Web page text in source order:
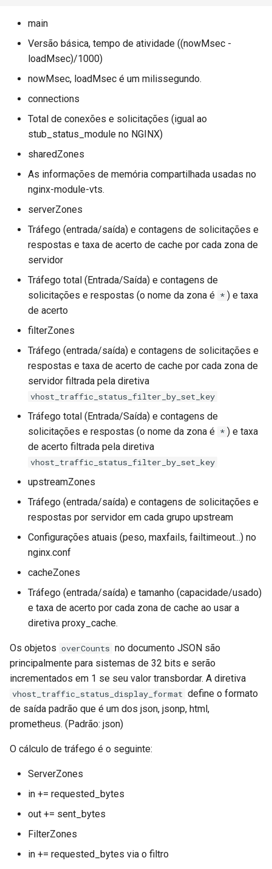
xxhash
main
Versão básica, tempo de atividade ((nowMsec -
loadMsec)/1000)
nowMsec, loadMsec é um milissegundo.
connections
Total de conexões e solicitações (igual ao
stub_status_module no NGINX)
sharedZones
As informações de memória compartilhada usadas no
nginx-module-vts.
serverZones
Tráfego (entrada/saída) e contagens de solicitações e
respostas e taxa de acerto de cache por cada zona de
servidor
Tráfego total (Entrada/Saída) e contagens de
solicitações e respostas (o nome da zona é * ) e taxa
de acerto
filterZones
Tráfego (entrada/saída) e contagens de solicitações e
respostas e taxa de acerto de cache por cada zona de
servidor filtrada pela diretiva
vhost_traffic_status_filter_by_set_key
Tráfego total (Entrada/Saída) e contagens de
solicitações e respostas (o nome da zona é * ) e taxa
de acerto filtrada pela diretiva
vhost_traffic_status_filter_by_set_key
upstreamZones
Tráfego (entrada/saída) e contagens de solicitações e
respostas por servidor em cada grupo upstream
Configurações atuais (peso, maxfails, failtimeout...) no
nginx.conf
cacheZones
Tráfego (entrada/saída) e tamanho (capacidade/usado)
e taxa de acerto por cada zona de cache ao usar a
diretiva proxy_cache.
Os objetos overCounts no documento JSON são
principalmente para sistemas de 32 bits e serão
incrementados em 1 se seu valor transbordar. A diretiva
vhost_traffic_status_display_format define o formato
de saída padrão que é um dos json, jsonp, html,
prometheus. (Padrão: json)
O cálculo de tráfego é o seguinte:
ServerZones
in += requested_bytes
out += sent_bytes
FilterZones
in += requested_bytes via o filtro